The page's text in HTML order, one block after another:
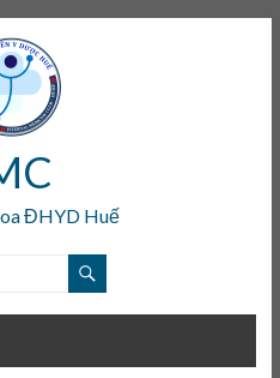
ĐHYD Huế